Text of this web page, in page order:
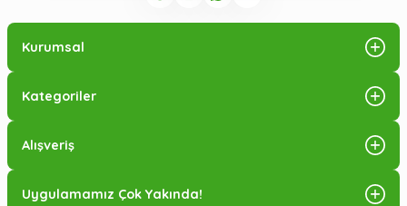
Kurumsal
Kategoriler
Alışveriş
Uygulamamız Çok Yakında!